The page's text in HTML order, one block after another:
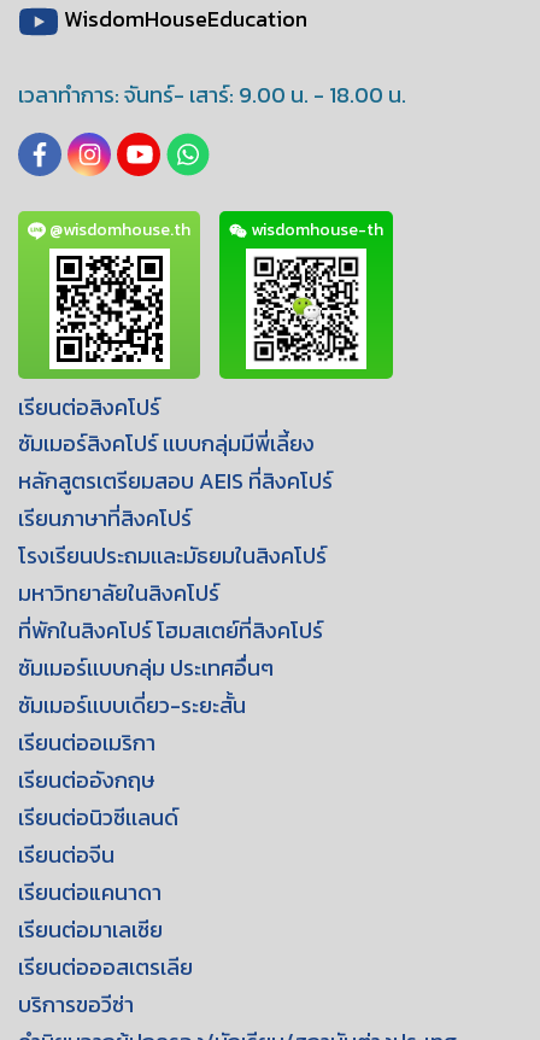
WisdomHouseEducation
เวลาทำการ: จันทร์- เสาร์: 9.00 น. - 18.00 น.
@wisdomhouse.th wisdomhouse-th
เรียนต่อสิงคโปร์
ซัมเมอร์สิงคโปร์ เเบบกลุ่มมีพี่เลี้ยง
หลักสูตรเตรียมสอบ AEIS ที่สิงคโปร์
เรียนภาษาที่สิงคโปร์
โรงเรียนประถมเเละมัธยมในสิงคโปร์
มหาวิทยาลัยในสิงคโปร์
ที่พักในสิงคโปร์ โฮมสเตย์ที่สิงคโปร์
ซัมเมอร์เเบบกลุ่ม ประเทศอื่นๆ
ซัมเมอร์เเบบเดี่ยว-ระยะสั้น
เรียนต่ออเมริกา
เรียนต่ออังกฤษ
เรียนต่อนิวซีเเลนด์
เรียนต่อจีน
เรียนต่อแคนาดา
เรียนต่อมาเลเซีย
เรียนต่อออสเตรเลีย
บริการขอวีซ่า